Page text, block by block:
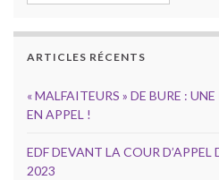
ARTICLES RÉCENTS
« MALFAITEURS » DE BURE :
EN APPEL !
EDF DEVANT LA COUR D’APPEL
2023